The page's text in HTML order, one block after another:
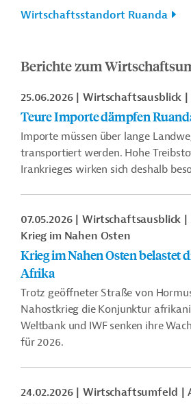
Wirtschaftsstandort Ruanda
Berichte zum
25.06.2026 Wirtschaftsausblick
Teure Importe dämpfen
Importe müssen über lange
transportiert werden. Hohe
Irankrieges wirken sich deshalb
07.05.2026 Wirtschaftsausblick
Krieg im Nahen Osten
Krieg im Nahen Osten belastet
Afrika
Trotz geöffneter Straße von
Nahostkrieg die Konjunktur
Weltbank und IWF senken ihre
für 2026.
24.02.2026 Wirtschaftsumfeld